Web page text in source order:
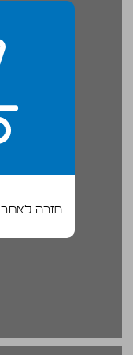
חזרה לאתר
פרק 1: מדע ואידיאולוגיה ... 19